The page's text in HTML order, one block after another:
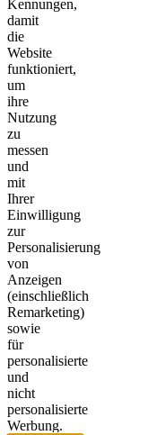
Kennungen,
damit
die
Website
funktioniert,
um
ihre
Nutzung
zu
messen
und
mit
Ihrer
Einwilligung
zur
Personalisierung
von
Anzeigen
(einschließlich
Remarketing)
sowie
für
personalisierte
und
nicht
personalisierte
Werbung.